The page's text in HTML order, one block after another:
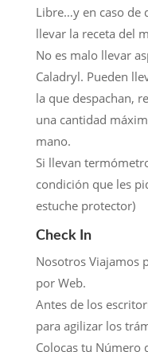
Libre…y en caso de
llevar la receta del
No es malo llevar
Caladryl. Pueden
la que despachan,
una cantidad
mano.
Si llevan
condición que les
estuche protector)
Check In
Nosotros Viajamos
por Web.
Antes de los
para agilizar los
Colocas tu Número